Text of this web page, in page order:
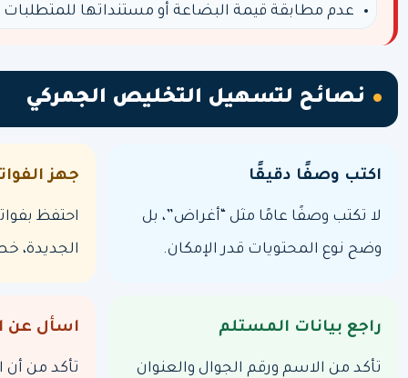
عدم مطابقة قيمة البضاعة أو مستنداتها للمتطلبات
نصائح لتسهيل التخليص الجمركي
اكتب وصفًا دقيقًا
لا تكتب وصفًا عامًا مثل “أغراض”، بل
وضح نوع المحتويات قدر الإمكان.
جهز
احتفظ
الجديدة،
راجع بيانات المستلم
تأكد من الاسم ورقم الجوال والعنوان
اسأل عن
تأكد من أن